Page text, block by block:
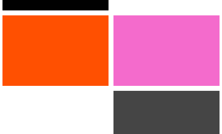
FASHION
BEAUTY